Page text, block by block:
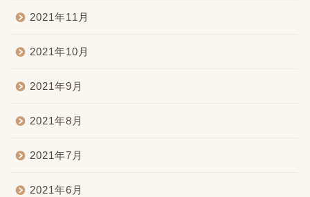
2021年11月
2021年10月
2021年9月
2021年8月
2021年7月
2021年6月